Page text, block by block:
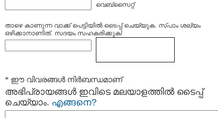
വെബ്സൈറ്റ്
താഴെ കാണുന്ന വാക്ക് പെട്ടിയില്‍ ടൈപ്പ്‌ ചെയ്യുക. സ്പാം ശല്യം
ഒഴിക്കാനാണിത്. സദയം സഹകരിക്കുക!
* ഈ വിവരങ്ങള്‍ നിര്‍ബന്ധമാണ്
അഭിപ്രായങ്ങള്‍ ഇവിടെ മലയാളത്തില്‍ ടൈപ്പ്
ചെയ്യാം. എങ്ങനെ?